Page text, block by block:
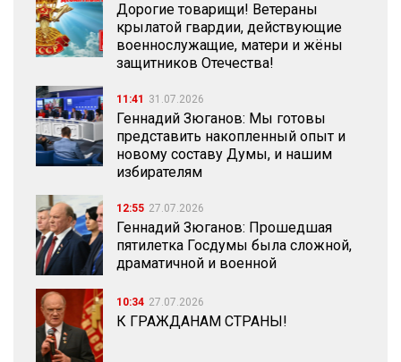
Дорогие товарищи! Ветераны
крылатой гвардии, действующие
военнослужащие, матери и жёны
защитников Отечества!
11:41 31.07.2026
Геннадий Зюганов: Мы готовы
представить накопленный опыт и
новому составу Думы, и нашим
избирателям
12:55 27.07.2026
Геннадий Зюганов: Прошедшая
пятилетка Госдумы была сложной,
драматичной и военной
10:34 27.07.2026
К ГРАЖДАНАМ СТРАНЫ!